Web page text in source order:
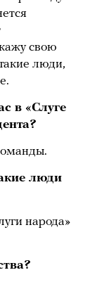
свою
люди,
в «Слуге
люди
народа»